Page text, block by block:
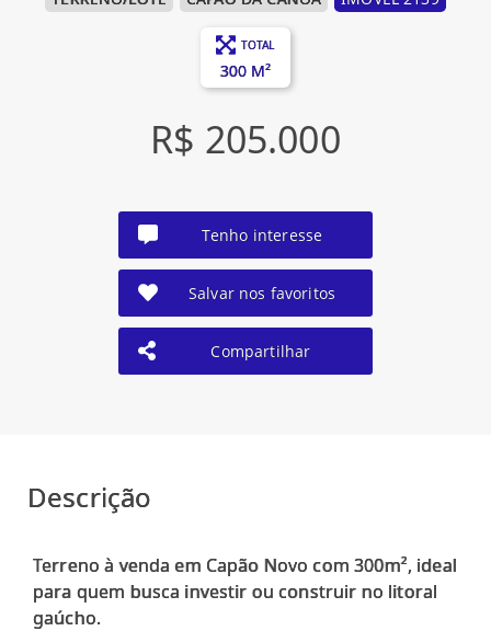
TOTAL
300 M²
R$ 205.000
Tenho interesse
Salvar nos favoritos
Compartilhar
Descrição
Terreno à venda em Capão Novo com 300m², ideal
para quem busca investir ou construir no litoral
gaúcho.